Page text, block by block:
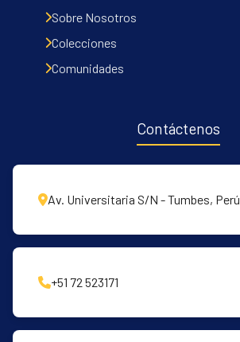
Sobre Nosotros
Colecciones
Comunidades
Contáctenos
Av. Universitaria S/N - Tumbes, Perú
+51 72 523171